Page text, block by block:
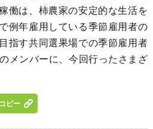
働は、柿農家の安定的な生活を
例年雇用している季節雇用者の
指す共同選果場での季節雇用者
メンバーに、今回行ったさまざ
ピー